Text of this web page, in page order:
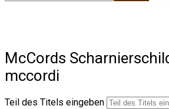
McCords
mccordi
Teil des Titels eingeben